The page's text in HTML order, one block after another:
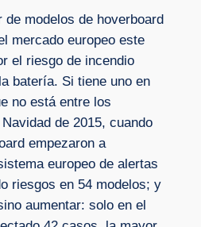
de modelos de hoverboard
mercado europeo este
el riesgo de incendio
batería. Si tiene uno en
no está entre los
de 2015, cuando
empezaron a
europeo de alertas
riesgos en 54 modelos; y
aumentar: solo en el